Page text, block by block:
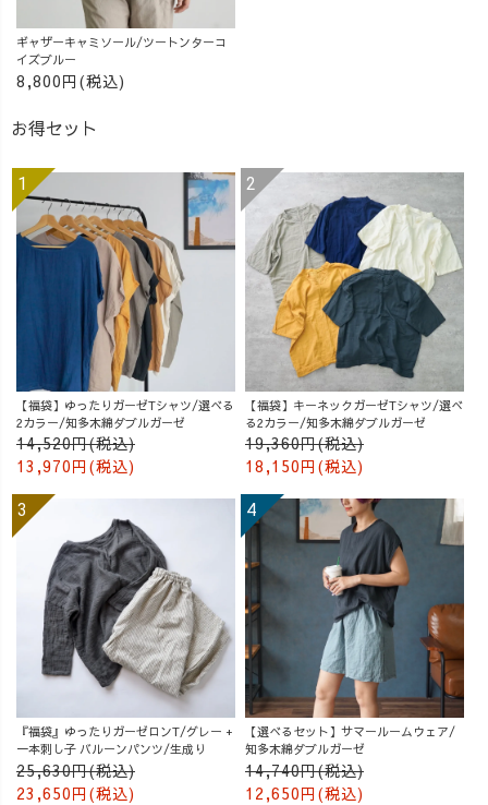
白い服づくり
を。
ーデ #UZUiRO #
ウズイロ
ギャザーキャミソール/ツートンターコ
イズブルー
8,800円(税込)
お得セット
【福袋】ゆったりガーゼTシャツ/選べる
2カラー/知多木綿ダブルガーゼ
14,520円(税込)
13,970円(税込)
【福袋】キーネックガーゼTシャツ/選べ
る2カラー/知多木綿ダブルガーゼ
19,360円(税込)
18,150円(税込)
『福袋』ゆったりガーゼロンT/グレー +
一本刺し子 バルーンパンツ/生成り
25,630円(税込)
23,650円(税込)
【選べるセット】サマールームウェア/
知多木綿ダブルガーゼ
14,740円(税込)
12,650円(税込)